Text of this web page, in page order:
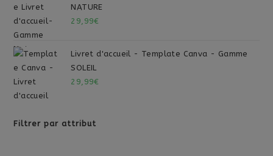
NATURE
29,99€
Livret d'accueil - Template Canva - Gamme
SOLEIL
29,99€
Filtrer par attribut